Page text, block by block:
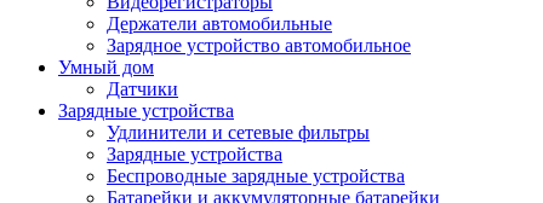
Держатели автомобильные
Зарядное устройство автомобильное
Умный дом
Датчики
Зарядные устройства
Удлинители и сетевые фильтры
Зарядные устройства
Беспроводные зарядные устройства
Батарейки и аккумуляторные батарейки